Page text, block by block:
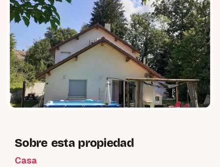
Sobre esta propiedad
Casa